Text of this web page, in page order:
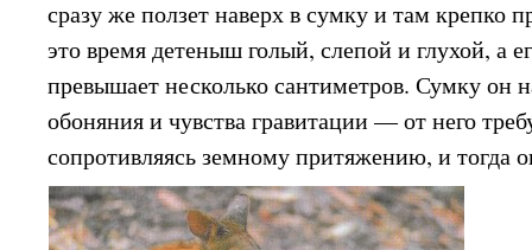
сразу же ползет наверх в сумку и там крепко
это время детеныш голый, слепой и глухой, а
превышает несколько сантиметров. Сумку он
обоняния и чувства гравитации — от него
сопротивляясь земному притяжению, и тогда